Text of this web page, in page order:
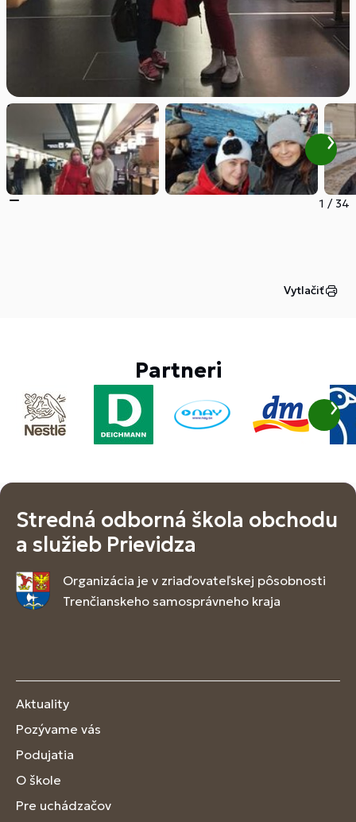
1 / 34
Vytlačiť
Partneri
Stredná odborná škola obchodu
a služieb Prievidza
Organizácia je v zriaďovateľskej pôsobnosti
Trenčianskeho samosprávneho kraja
Aktuality
Pozývame vás
Podujatia
O škole
Pre uchádzačov